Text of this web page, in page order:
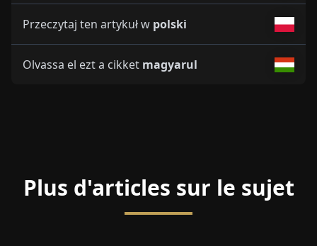
Przeczytaj ten artykuł w polski
Olvassa el ezt a cikket magyarul
Plus d'articles sur le sujet